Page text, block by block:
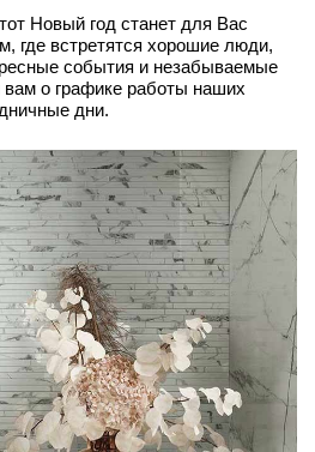
Новый год станет для Вас
где встретятся хорошие люди,
события и незабываемые
о графике работы наших
дни.